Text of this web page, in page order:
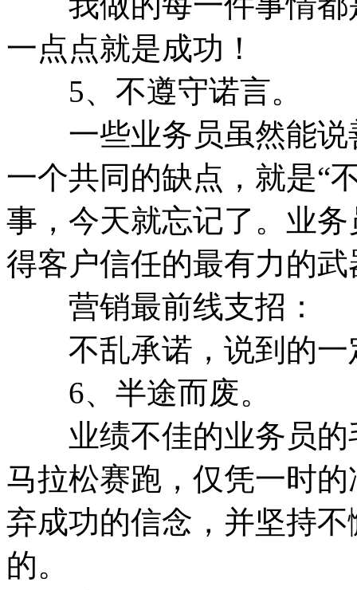
一点点就是成功！
5、不遵守诺言。
一些业务员虽然能说
一个共同的缺点，就是“
事，今天就忘记了。业
得客户信任的最有力的
营销最前线支招：
不乱承诺，说到的一
6、半途而废。
业绩不佳的业务员的
马拉松赛跑，仅凭一时
弃成功的信念，并坚持
的。